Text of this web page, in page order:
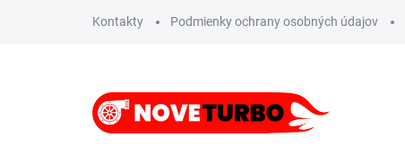
Kontakty Podmienky ochrany osobných údajov